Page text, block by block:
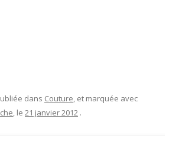
dans Couture, et marquée avec
, le 21 janvier 2012 .